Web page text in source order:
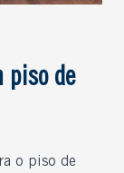
piso de
o piso de